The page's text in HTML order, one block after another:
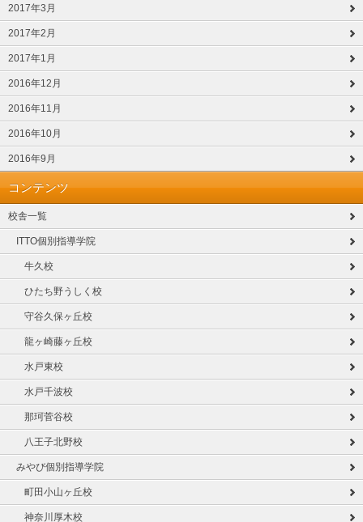
2017年3月
2017年2月
2017年1月
2016年12月
2016年11月
2016年10月
2016年9月
コンテンツ
校舎一覧
ITTO個別指導学院
牛久校
ひたち野うしく校
守谷久保ヶ丘校
龍ヶ崎藤ヶ丘校
水戸東校
水戸千波校
那珂菅谷校
八王子北野校
みやび個別指導学院
町田小山ヶ丘校
神奈川厚木校